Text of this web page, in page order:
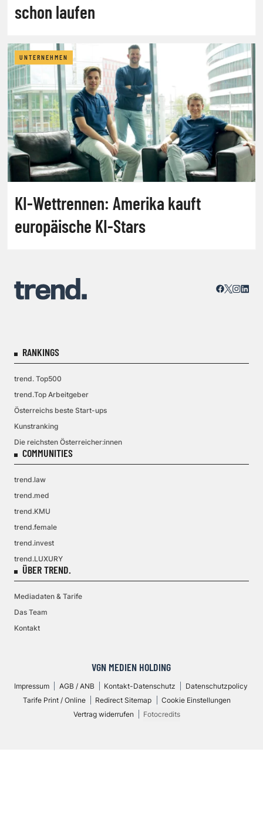
schon laufen
UNTERNEHMEN
KI-Wettrennen: Amerika kauft
europäische KI-Stars
RANKINGS
trend. Top500
trend.Top Arbeitgeber
Österreichs beste Start-ups
Kunstranking
Die reichsten Österreicher:innen
COMMUNITIES
trend.law
trend.med
trend.KMU
trend.female
trend.invest
trend.LUXURY
ÜBER TREND.
Mediadaten & Tarife
Das Team
Kontakt
VGN MEDIEN HOLDING
Impressum AGB / ANB Kontakt-Datenschutz
Datenschutzpolicy
Tarife Print / Online
Redirect Sitemap
Cookie Einstellungen
Vertrag widerrufen
Fotocredits